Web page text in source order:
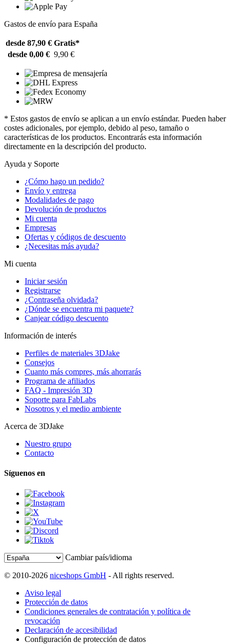
Gastos de envío para España
desde 87,90 € Gratis*
desde 0,00 € 9,90 €
* Estos gastos de envío se aplican a un envío estándar. Pueden haber
costes adicionales, por ejemplo, debido al peso, tamaño o
características de los productos. Encontrarás esta información
directamente en la descripción del producto.
Ayuda y Soporte
¿Cómo hago un pedido?
Envío y entrega
Modalidades de pago
Devolución de productos
Mi cuenta
Empresas
Ofertas y códigos de descuento
¿Necesitas más ayuda?
Mi cuenta
Iniciar sesión
Registrarse
¿Contraseña olvidada?
¿Dónde se encuentra mi paquete?
Canjear código descuento
Información de interés
Perfiles de materiales 3DJake
Consejos
Cuanto más compres, más ahorrarás
Programa de afiliados
FAQ - Impresión 3D
Soporte para FabLabs
Nosotros y el medio ambiente
Acerca de 3DJake
Nuestro grupo
Contacto
Síguenos en
Cambiar país/idioma
© 2010-2026 niceshops GmbH - All rights reserved.
Aviso legal
Protección de datos
Condiciones generales de contratación y política de
revocación
Declaración de accesibilidad
Configuración de protección de datos